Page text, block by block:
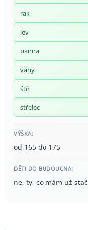
rak
lev
panna
váhy
štír
střelec
VÝŠKA:
od 165 do 175
DĚTI DO BUDOUCNA:
ne, ty, co mám už